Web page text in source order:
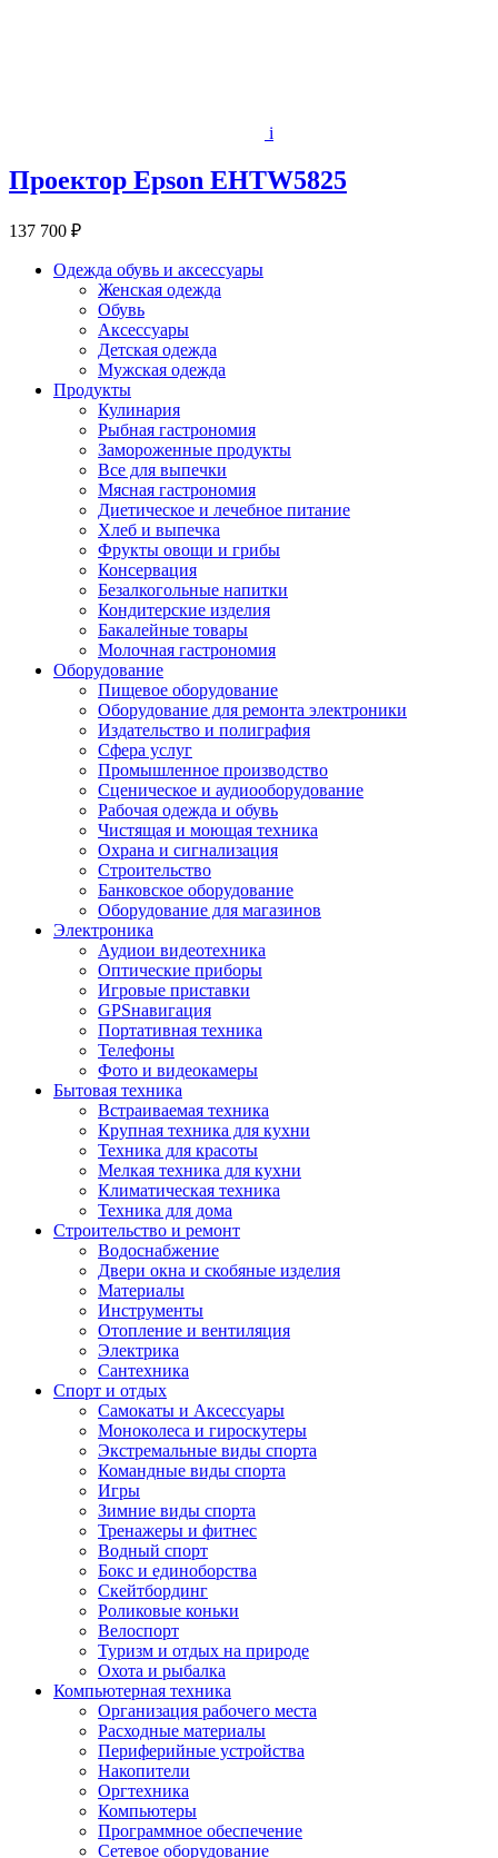
i
Проектор Epson EHTW5825
137 700 ₽
Одежда обувь и аксессуары
Женская одежда
Обувь
Аксессуары
Детская одежда
Мужская одежда
Продукты
Кулинария
Рыбная гастрономия
Замороженные продукты
Все для выпечки
Мясная гастрономия
Диетическое и лечебное питание
Хлеб и выпечка
Фрукты овощи и грибы
Консервация
Безалкогольные напитки
Кондитерские изделия
Бакалейные товары
Молочная гастрономия
Оборудование
Пищевое оборудование
Оборудование для ремонта электроники
Издательство и полиграфия
Сфера услуг
Промышленное производство
Сценическое и аудиооборудование
Рабочая одежда и обувь
Чистящая и моющая техника
Охрана и сигнализация
Строительство
Банковское оборудование
Оборудование для магазинов
Электроника
Аудиои видеотехника
Оптические приборы
Игровые приставки
GPSнавигация
Портативная техника
Телефоны
Фото и видеокамеры
Бытовая техника
Встраиваемая техника
Крупная техника для кухни
Техника для красоты
Мелкая техника для кухни
Климатическая техника
Техника для дома
Строительство и ремонт
Водоснабжение
Двери окна и скобяные изделия
Материалы
Инструменты
Отопление и вентиляция
Электрика
Сантехника
Спорт и отдых
Самокаты и Аксессуары
Моноколеса и гироскутеры
Экстремальные виды спорта
Командные виды спорта
Игры
Зимние виды спорта
Тренажеры и фитнес
Водный спорт
Бокс и единоборства
Скейтбординг
Роликовые коньки
Велоспорт
Туризм и отдых на природе
Охота и рыбалка
Компьютерная техника
Организация рабочего места
Расходные материалы
Периферийные устройства
Накопители
Оргтехника
Компьютеры
Программное обеспечение
Сетевое оборудование